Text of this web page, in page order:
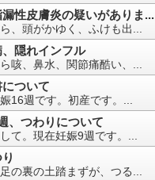
性皮膚炎の疑いがありま...
、頭がかゆく、ふけも出...
隠れインフル
咳、鼻水、関節痛酷い、...
ついて
16週です。初産です。...
、つわりについて
て。現在妊娠9週です。...
の裏の土踏まずが、つる...